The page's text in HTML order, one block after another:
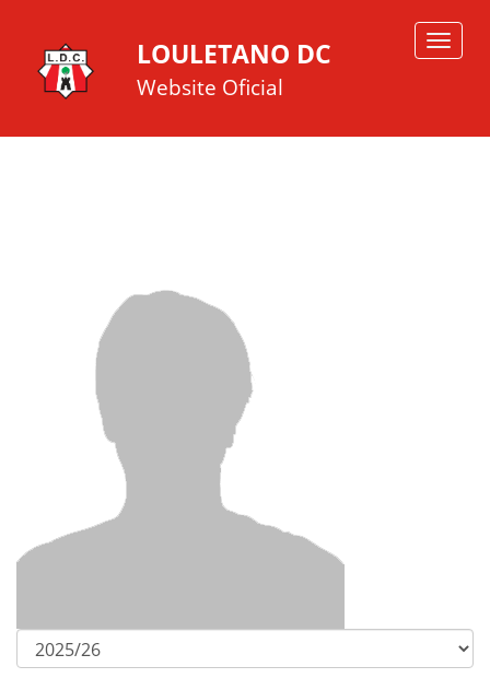
Toggle
LOULETANO DC
Website Oficial